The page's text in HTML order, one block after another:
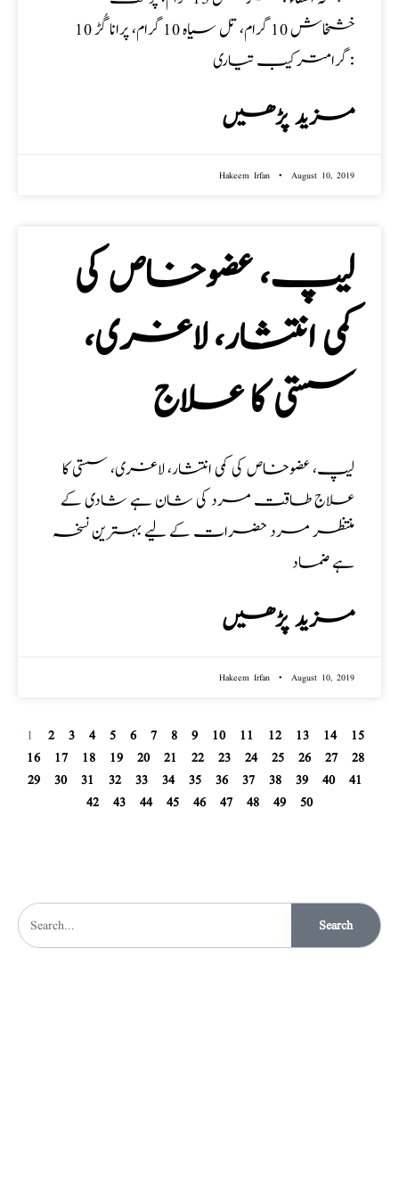
خشخاش 10 گرام، تل سیاہ 10 گرام، پرانا گُڑ 10
گرامترکیب تیاری :
مزید پڑھیں
Hakeem Irfan August 10, 2019
لیپ، عضوخاص کی
کمی انتشار، لاغری،
سستی کا علاج
لیپ، عضوخاص کی کمی انتشار، لاغری، سستی کا
علاج طاقت مرد کی شان ہے شادی کے
منتظر مرد حضرات کے لیے بہترین نسخہ
ہے ضماد
مزید پڑھیں
Hakeem Irfan August 10, 2019
1 2 3 4 5 6 7 8 9 10 11 12 13 14
15
16
17 18 19 20 21 22 23 24 25 26 27
28
29
30 31 32 33 34 35 36 37 38 39 40
41
42
43 44 45 46 47 48 49 50
Search